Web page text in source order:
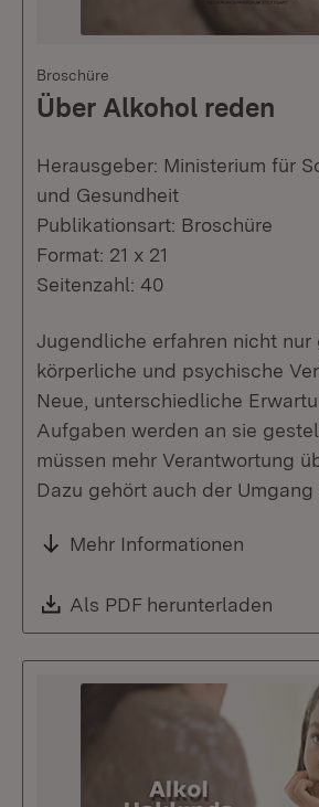
Broschüre
Über Alkohol reden
Herausgeber: Ministerium für
und Gesundheit
Publikationsart: Broschüre
Format: 21 x 21
Seitenzahl: 40
Jugendliche erfahren nicht nur
körperliche und psychische
Neue, unterschiedliche
Aufgaben werden an sie
müssen mehr Verantwortung
Dazu gehört auch der Umgang
Mehr Informationen
Download:
Als PDF herunterladen